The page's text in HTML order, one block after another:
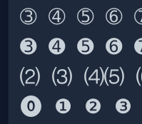
➂ ➃ ➄ ➅
➌ ➍ ➎ ➏
⑵ ⑶ ⑷⑸
⓿ ❶ ❷ ❸